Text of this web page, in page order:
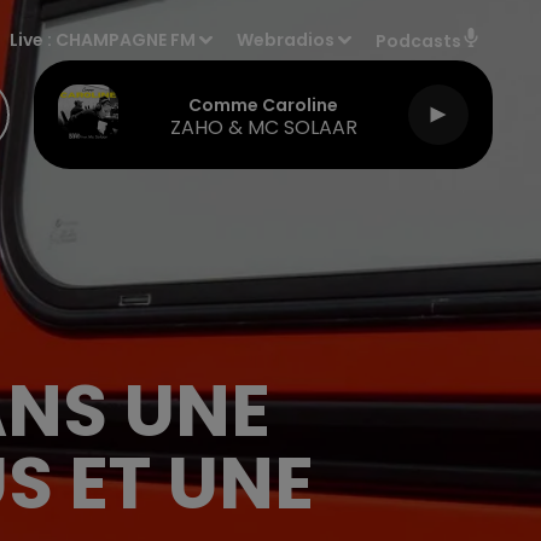
Live : CHAMPAGNE FM Webradios Podcasts
Comme Caroline
ZAHO & MC SOLAAR
UNE
ET UNE